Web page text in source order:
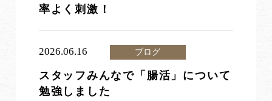
率よく刺激！
2026.06.16 ブログ
スタッフみんなで「腸活」について
勉強しました